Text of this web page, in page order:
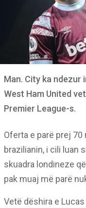
Man. City ka ndezur
West Ham United
Premier League-s.
Oferta e parë prej
brazilianin, i cili luan
skuadra londineze
pak muaj më parë
Vetë dëshira e